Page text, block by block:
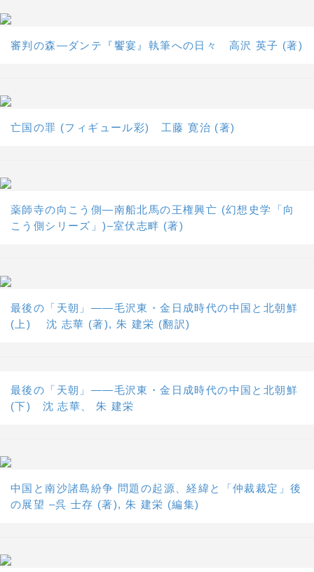
審判の森―ダンテ『饗宴』執筆への日々 高沢 英子 (著)
亡国の罪 (フィギュール彩) 工藤 寛治 (著)
薬師寺の向こう側―南船北馬の王権興亡 (幻想史学「向
こう側シリーズ」)–室伏志畔 (著)
最後の「天朝」――毛沢東・金日成時代の中国と北朝鮮
(上) 沈 志華 (著), 朱 建栄 (翻訳)
最後の「天朝」――毛沢東・金日成時代の中国と北朝鮮
(下) 沈 志華、 朱 建栄
中国と南沙諸島紛争 問題の起源、経緯と「仲裁裁定」後
の展望 –呉 士存 (著), 朱 建栄 (編集)